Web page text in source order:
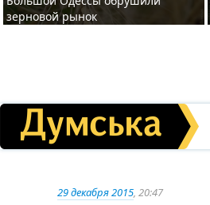
зерновой рынок
29 декабря 2015, 20:47